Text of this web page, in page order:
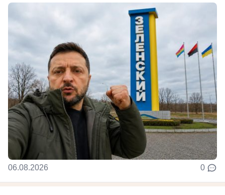
06.08.2026 0